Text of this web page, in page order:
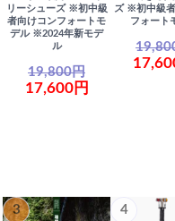
リーシューズ ※初中級
者向けコンフォートモ
デル ※2024年新モデ
ル
19,800円
17,600円
ズ ※初中級
フォート
3 4